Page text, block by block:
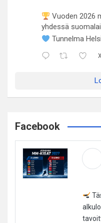
Vuoden 2026
yhdessä
Tunnelma
X
Facebook